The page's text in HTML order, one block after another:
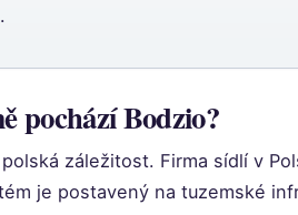
pochází Bodzio?
záležitost. Firma sídlí v
je postavený na tuzemské